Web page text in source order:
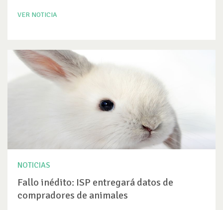
VER NOTICIA
NOTICIAS
Fallo inédito: ISP entregará datos de
compradores de animales